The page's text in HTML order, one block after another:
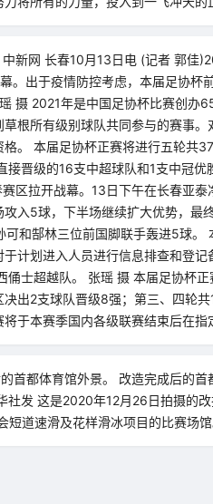
新网 长春10月13日电 (记者 郭佳
。出于疫情防控考虑，本届足协杯
摄 2021年是中国足协杯比赛创办
根所有级别球队共同参与的赛事。
。 本届足协杯正赛将进行五轮共
晋级的16支中超球队和1支中冠优
区拉开战幕。13日下午在长春亚
入5球，下半场继续扩大优势，最
和郜林三位前国脚联手轰进5球。
计划进入人员进行信息排查和登
俑士超越队。 张瑶 摄 本届足协杯
出2支球队晋级8强；第三、四轮
于本赛季国内各级联赛结束后在指
首都体育馆外景。 改造完成后的
社发 这是2020年12月26日拍摄的
短道速滑及花样滑冰项目的比赛场